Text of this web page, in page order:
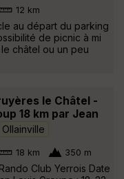
12 km
au départ du parking
de picnic à mi
châtel ou un peu
le Châtel -
18 km par Jean
Ollainville
18 km 350 m
Club Yerrois Date